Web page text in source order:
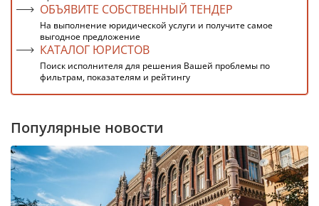
ОБЪЯВИТЕ СОБСТВЕННЫЙ ТЕНДЕР
На выполнение юридической услуги и получите самое
выгодное предложение
КАТАЛОГ ЮРИСТОВ
Поиск исполнителя для решения Вашей проблемы по
фильтрам, показателям и рейтингу
Популярные новости